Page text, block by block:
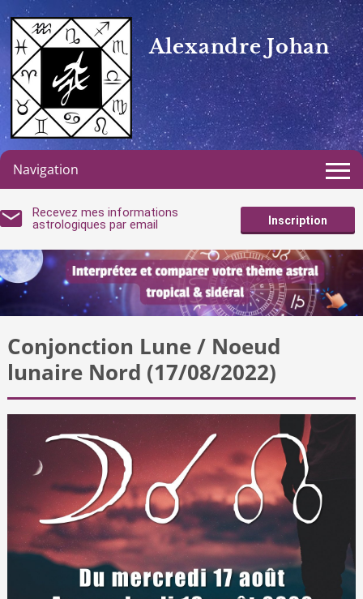
Alexandre Johan
Navigation
Recevez mes informations
astrologiques par email
Inscription
Conjonction Lune / Noeud
lunaire Nord (17/08/2022)